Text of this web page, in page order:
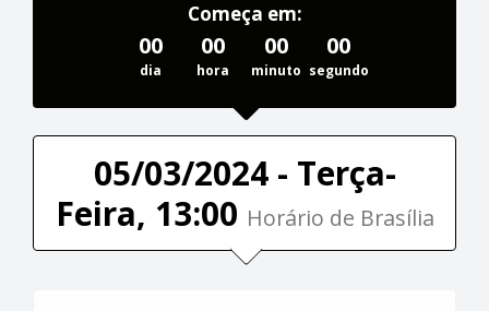
Começa em:
00
dia
00
hora
00
minuto
00
segundo
05/03/2024 - Terça-
Feira, 13:00 Horário de Brasília